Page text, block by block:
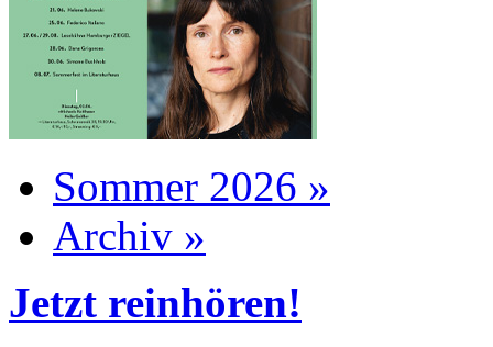
Sommer 2026 »
Archiv »
Jetzt reinhören!